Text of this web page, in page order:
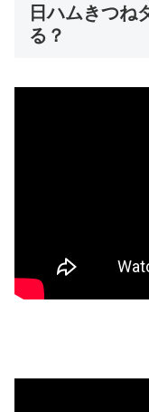
日ハムきつね
る？